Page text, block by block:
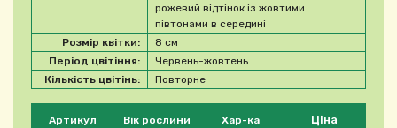
Будь ласка, виберіть продукт
Артикул Вік рослини Хар-ка Ціна
рожевий відтінок із жовтими
півтонами в середині
Розмір квітки:
8 см
Період цвітіння:
Червень-жовтень
Кількість цвітінь:
Повторне